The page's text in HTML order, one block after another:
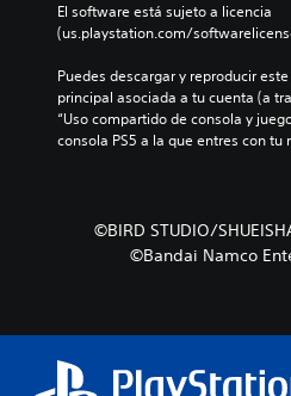
El software está sujeto a licencia
(us.playstation.com/
Puedes descargar y reproducir
principal asociada a tu cuenta (a
“Uso compartido de consola y
consola PS5 a la que entres con tu
©BIRD STUDIO/
©Bandai Namco